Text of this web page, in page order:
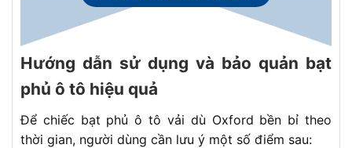
Hướng dẫn sử dụng và bảo quản bạt
phủ ô tô hiệu quả
Để chiếc bạt phủ ô tô vải dù Oxford bền bỉ theo
thời gian, người dùng cần lưu ý một số điểm sau: